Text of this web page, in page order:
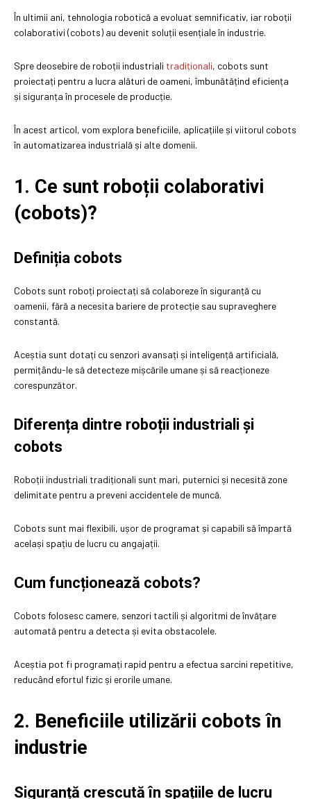
În ultimii ani, tehnologia robotică a evoluat semnificativ, iar roboții
colaborativi (cobots) au devenit soluții esențiale în industrie.
Spre deosebire de roboții industriali tradiționali, cobots sunt
proiectați pentru a lucra alături de oameni, îmbunătățind eficiența
și siguranța în procesele de producție.
În acest articol, vom explora beneficiile, aplicațiile și viitorul cobots
în automatizarea industrială și alte domenii.
1. Ce sunt roboții colaborativi
(cobots)?
Definiția cobots
Cobots sunt roboți proiectați să colaboreze în siguranță cu
oamenii, fără a necesita bariere de protecție sau supraveghere
constantă.
Aceștia sunt dotați cu senzori avansați și inteligență artificială,
permițându-le să detecteze mișcările umane și să reacționeze
corespunzător.
Diferența dintre roboții industriali și
cobots
Roboții industriali tradiționali sunt mari, puternici și necesită zone
delimitate pentru a preveni accidentele de muncă.
Cobots sunt mai flexibili, ușor de programat și capabili să împartă
același spațiu de lucru cu angajații.
Cum funcționează cobots?
Cobots folosesc camere, senzori tactili și algoritmi de învățare
automată pentru a detecta și evita obstacolele.
Aceștia pot fi programați rapid pentru a efectua sarcini repetitive,
reducând efortul fizic și erorile umane.
2. Beneficiile utilizării cobots în
industrie
Siguranță crescută în spațiile de lucru